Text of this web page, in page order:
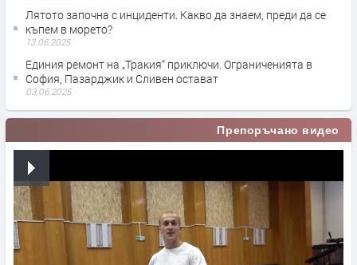
Лятото започна с инциденти. Какво да знаем, преди да се
къпем в морето?
13.06.2025
Единия ремонт на „Тракия“ приключи. Ограниченията в
София, Пазарджик и Сливен остават
03.06.2025
Препоръчано видео